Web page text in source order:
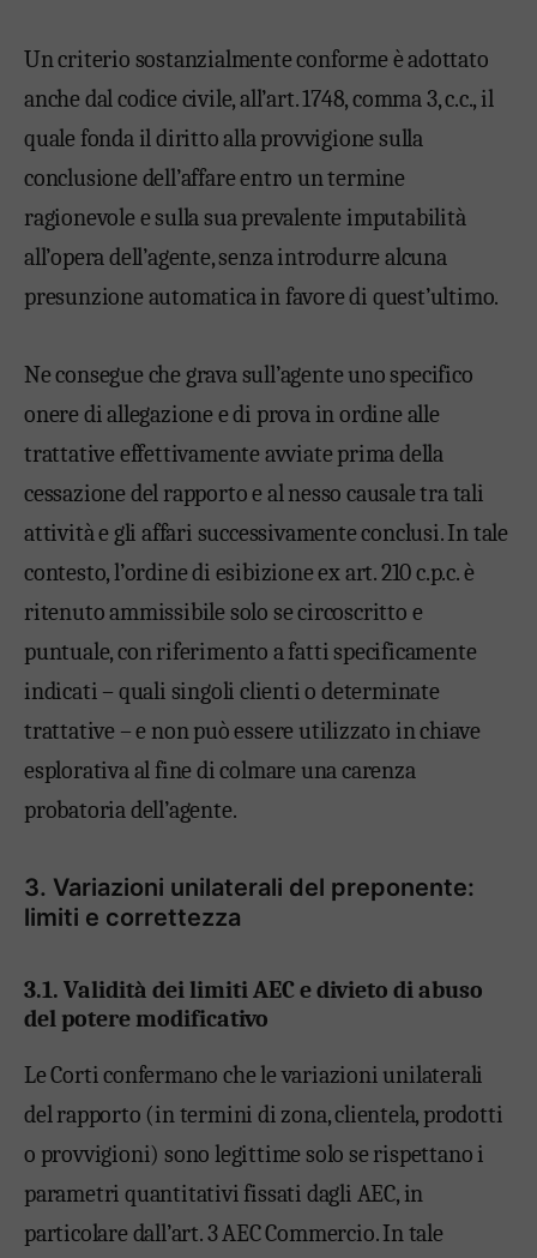
Un criterio sostanzialmente conforme è adottato
anche dal codice civile, all’art. 1748, comma 3, c.c., il
quale fonda il diritto alla provvigione sulla
conclusione dell’affare entro un termine
ragionevole e sulla sua prevalente imputabilità
all’opera dell’agente, senza introdurre alcuna
presunzione automatica in favore di quest’ultimo.
Ne consegue che grava sull’agente uno specifico
onere di allegazione e di prova in ordine alle
trattative effettivamente avviate prima della
cessazione del rapporto e al nesso causale tra tali
attività e gli affari successivamente conclusi. In tale
contesto, l’ordine di esibizione ex art. 210 c.p.c. è
ritenuto ammissibile solo se circoscritto e
puntuale, con riferimento a fatti specificamente
indicati – quali singoli clienti o determinate
trattative – e non può essere utilizzato in chiave
esplorativa al fine di colmare una carenza
probatoria dell’agente.
3. Variazioni unilaterali del preponente:
limiti e correttezza
3.1. Validità dei limiti AEC e divieto di abuso
del potere modificativo
Le Corti confermano che le variazioni unilaterali
del rapporto (in termini di zona, clientela, prodotti
o provvigioni) sono legittime solo se rispettano i
parametri quantitativi fissati dagli AEC, in
particolare dall’art. 3 AEC Commercio. In tale